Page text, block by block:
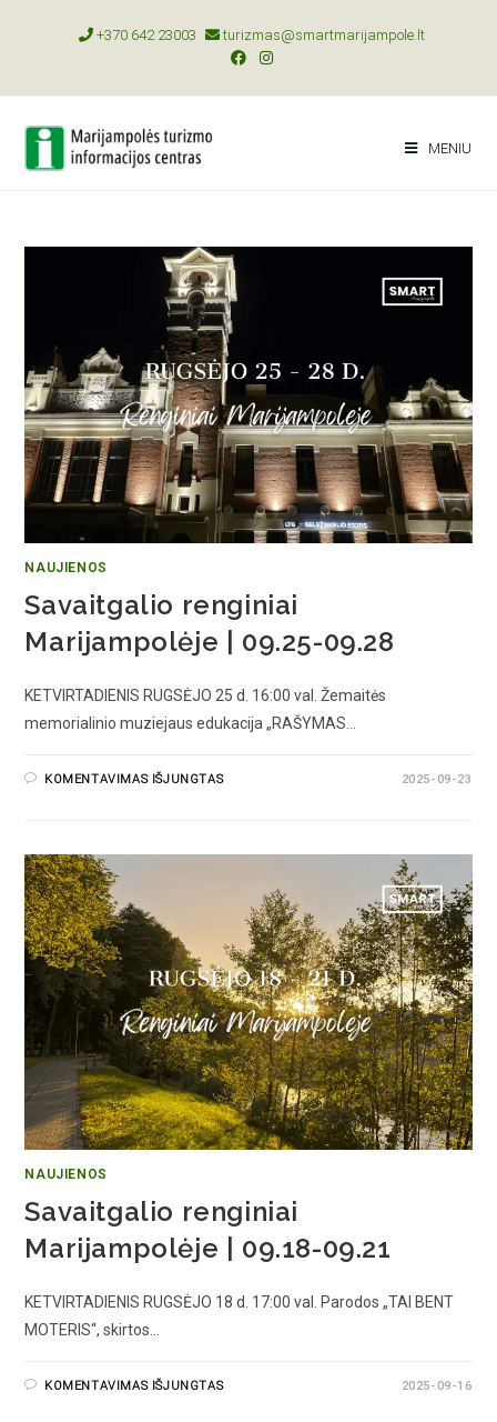
+370 642 23003 turizmas@smartmarijampole.lt
MENIU
NAUJIENOS
Savaitgalio renginiai
Marijampolėje | 09.25-09.28
KETVIRTADIENIS RUGSĖJO 25 d. 16:00 val. Žemaitės
memorialinio muziejaus edukacija „RAŠYMAS…
KOMENTAVIMAS IŠJUNGTAS 2025-09-23
NAUJIENOS
Savaitgalio renginiai
Marijampolėje | 09.18-09.21
KETVIRTADIENIS RUGSĖJO 18 d. 17:00 val. Parodos „TAI BENT
MOTERIS“, skirtos…
KOMENTAVIMAS IŠJUNGTAS 2025-09-16